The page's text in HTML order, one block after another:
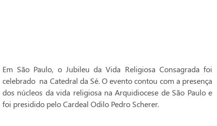
Em São Paulo, o Jubileu da Vida Religiosa Consagrada foi
celebrado na Catedral da Sé. O evento contou com a presença
dos núcleos da vida religiosa na Arquidiocese de São Paulo e
foi presidido pelo Cardeal Odilo Pedro Scherer.